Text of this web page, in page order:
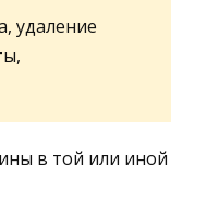
удаление
в той или иной